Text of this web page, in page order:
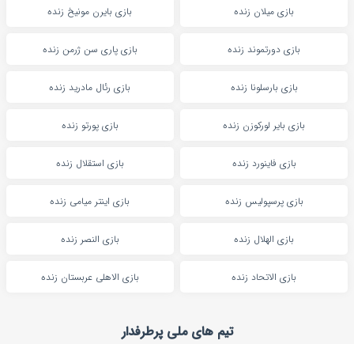
بازی میلان زنده بازی بایرن مونیخ زنده
بازی دورتموند زنده بازی پاری سن ژرمن زنده
بازی بارسلونا زنده بازی رئال مادرید زنده
بازی بایر لورکوزن زنده بازی پورتو زنده
بازی فاینورد زنده بازی استقلال زنده
بازی پرسپولیس زنده بازی اینتر میامی زنده
بازی الهلال زنده بازی النصر زنده
بازی الاتحاد زنده بازی الاهلی عربستان زنده
تیم های ملی پرطرفدار